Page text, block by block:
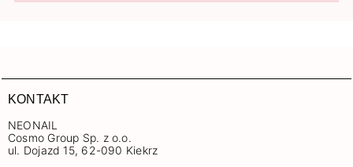
KONTAKT
NEONAIL
Cosmo Group Sp. z o.o.
ul. Dojazd 15, 62-090 Kiekrz